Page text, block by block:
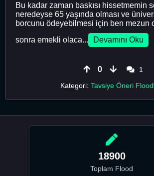
Bu kadar zaman baskısı hissetmemin
neredeyse 65 yaşında olması ve
borcunu ödeyebilmesi için ben mezun
sonra emekli olaca...
Devamını Oku
0
1
Kategori: Tavsiye Öneri
18900
Toplam Flood